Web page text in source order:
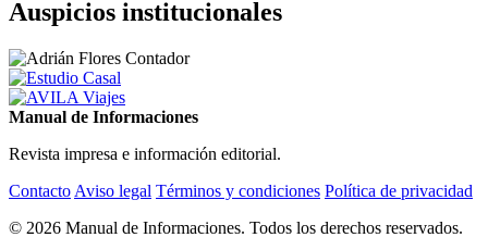
Auspicios institucionales
Manual de Informaciones
Revista impresa e información editorial.
Contacto Aviso legal Términos y condiciones Política de privacidad
© 2026 Manual de Informaciones. Todos los derechos reservados.